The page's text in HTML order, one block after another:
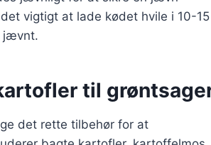
vigtigt at lade kødet hvile i 10-15
jævnt.
til
det rette tilbehør for at